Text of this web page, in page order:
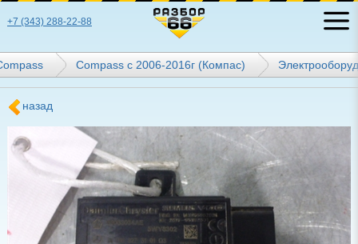
+7 (343) 288-22-88
Compass с 2006-2016г (Компас)